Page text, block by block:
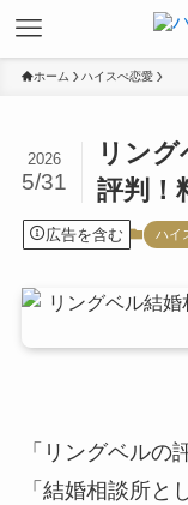
ホーム ハイスぺ恋愛
リング
評判！
2026
5/31
広告を含む ハイ
「リングベルの
「結婚相談所と